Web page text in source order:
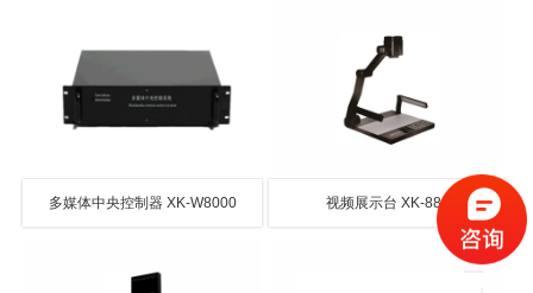
多媒体中央控制器 XK-W8000 视频展示台 XK-880